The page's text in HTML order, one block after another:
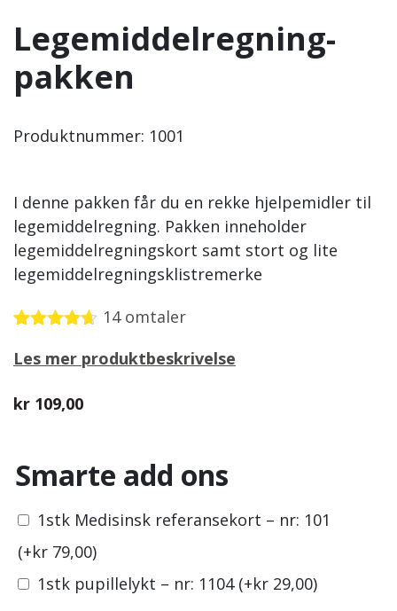
Legemiddelregning-
pakken
Produktnummer: 1001
I denne pakken får du en rekke hjelpemidler til
legemiddelregning. Pakken inneholder
legemiddelregningskort samt stort og lite
legemiddelregningsklistremerke
4.57 av 5
basert på
14omtaler
Les mer produktbeskrivelse
kr 109,00
Smarte add ons
1stk Medisinsk referansekort – nr: 101
(+kr 79,00)
1stk pupillelykt – nr: 1104 (+kr 29,00)